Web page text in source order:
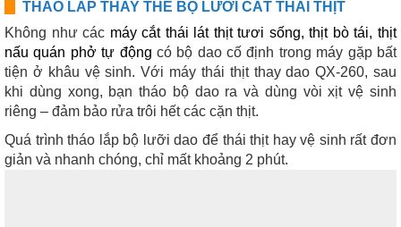
THÁO LẮP THAY THẾ BỘ LƯỠI CẮT THÁI THỊT
Không như các máy cắt thái lát thịt tươi sống, thịt bò tái, thịt
nấu quán phở tự động có bộ dao cố định trong máy gặp bất
tiện ở khâu vệ sinh. Với máy thái thịt thay dao QX-260, sau
khi dùng xong, bạn tháo bộ dao ra và dùng vòi xịt vệ sinh
riêng – đảm bảo rửa trôi hết các cặn thịt.
Quá trình tháo lắp bộ lưỡi dao để thái thịt hay vệ sinh rất đơn
giản và nhanh chóng, chỉ mất khoảng 2 phút.